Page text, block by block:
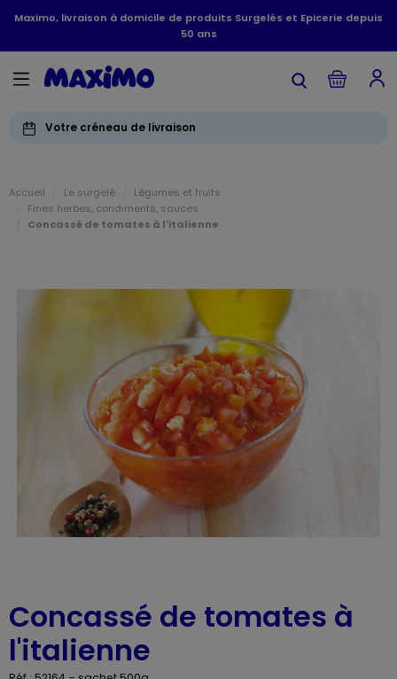
Maximo, livraison à domicile de produits Surgelés et Epicerie depuis
50 ans
Votre créneau de livraison
Accueil Le surgelé
Légumes et fruits
Fines herbes, condiments, sauces
Concassé de tomates à l'italienne
Concassé de tomates à
l'italienne